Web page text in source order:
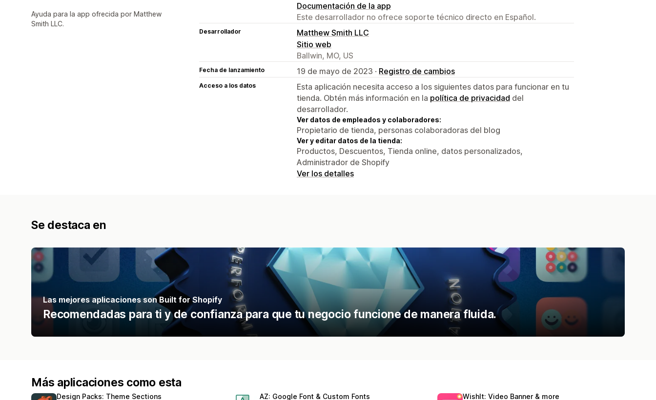
Ayuda para la app ofrecida por Matthew
Smith LLC.
Documentación de la app
Este desarrollador no ofrece soporte técnico directo en Español.
Desarrollador
Matthew Smith LLC
Sitio web
Ballwin, MO, US
Fecha de lanzamiento 19 de mayo de 2023 · Registro de cambios
Acceso a los datos
Esta aplicación necesita acceso a los siguientes datos para funcionar en tu
tienda. Obtén más información en la política de privacidad del
desarrollador.
Ver datos de empleados y colaboradores:
Propietario de tienda, personas colaboradoras del blog
Ver y editar datos de la tienda:
Productos, Descuentos, Tienda online, datos personalizados,
Administrador de Shopify
Ver los detalles
Se destaca en
Las mejores aplicaciones son Built for Shopify
Recomendadas para ti y de confianza para que tu negocio funcione de manera fluida.
Más aplicaciones como esta
Design Packs: Theme Sections AZ: Google Font & Custom Fonts WishIt: Video Banner & more